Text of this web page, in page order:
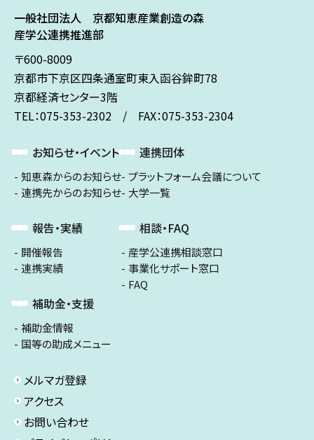
一般社団法人 京都知恵産業創造の森
産学公連携推進部
〒600-8009
京都市下京区四条通室町東入函谷鉾町78
京都経済センター3階
TEL：075-353-2302 / FAX：075-353-2304
お知らせ・イベント
知恵森からのお知らせ
連携先からのお知らせ
報告・実績
開催報告
連携実績
補助金・支援
補助金情報
国等の助成メニュー
連携団体
プラットフォーム会議について
大学一覧
相談・FAQ
産学公連携相談窓口
事業化サポート窓口
FAQ
メルマガ登録
アクセス
お問い合わせ